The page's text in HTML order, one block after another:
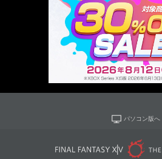
パソコン版へ